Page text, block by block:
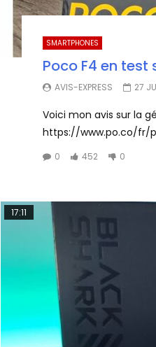
SMARTPHONES
Poco F4 en test
AVIS-EXPRESS 27
Voici mon avis sur la
https://www.po.co/fr/
0 452 0
17:11